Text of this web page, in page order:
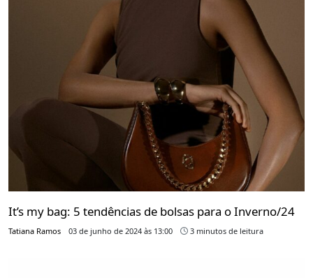
It’s my bag: 5 tendências de bolsas para o Inverno/24
Tatiana Ramos 03 de junho de 2024 às 13:00 3 minutos de leitura